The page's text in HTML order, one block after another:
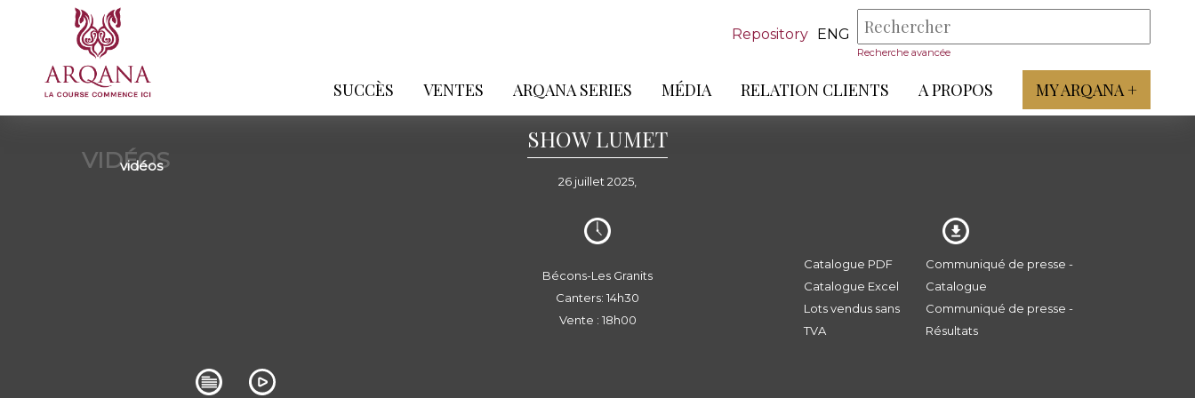
Repository ENG
Recherche avancée
SUCCÈS VENTES ARQANA SERIES MÉDIA RELATION CLIENTS A PROPOS MY ARQANA +
VIDÉOS
vidéos
SHOW LUMET
26 juillet 2025,
Bécons-Les Granits
Canters: 14h30
Vente : 18h00
Catalogue PDF
Catalogue Excel
Lots vendus sans
TVA
Communiqué de presse -
Catalogue
Communiqué de presse -
Résultats